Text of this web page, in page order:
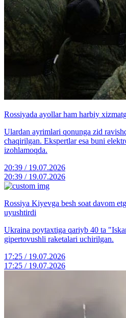
Rossiyada ayollar ham harbiy
Ulardan ayrimlari qonunga zid
chaqirilgan. Ekspertlar esa buni
izohlamoqda.
20:39 / 19.07.2026
20:39 / 19.07.2026
Rossiya Kiyevga besh soat davom
uyushtirdi
Ukraina poytaxtiga qariyb 40 ta
gipertovushli raketalari uchirilgan.
17:25 / 19.07.2026
17:25 / 19.07.2026